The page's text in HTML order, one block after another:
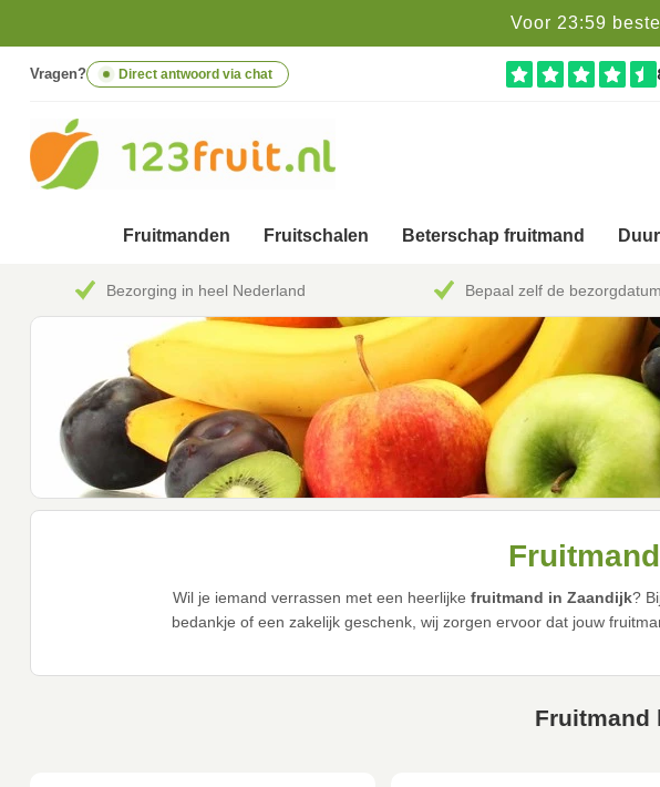
Voor 23:59
Vragen? Direct antwoord via chat
Fruitmanden Fruitschalen Beterschap fruitmand
Bezorging in heel Nederland Bepaal zelf de bezorgdatum
Wil je iemand verrassen met een heerlijke fruitmand in Zaandijk?
bedankje of een zakelijk geschenk, wij zorgen ervoor dat jouw
Fruitmand